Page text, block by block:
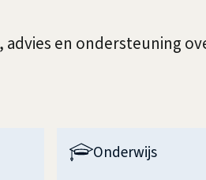
en ondersteuning
Onderwijs